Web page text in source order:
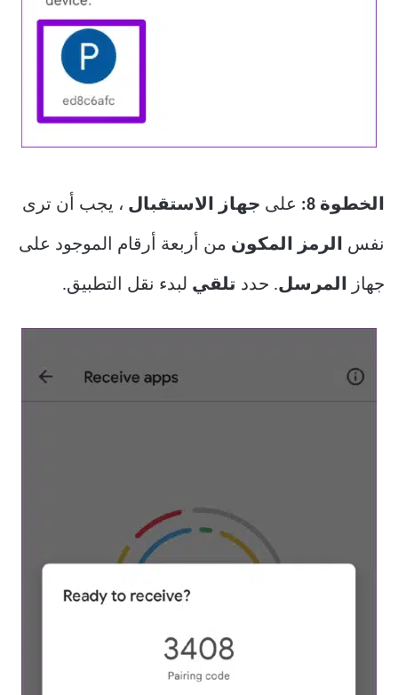
الخطوة 8: على جهاز الاستقبال ، يجب أن ترى
نفس الرمز المكون من أربعة أرقام الموجود على
جهاز المرسل. حدد تلقي لبدء نقل التطبيق.